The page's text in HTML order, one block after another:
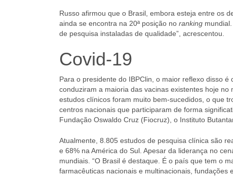
Russo afirmou que o Brasil, embora esteja entre os
ainda se encontra na 20ª posição no ranking
de pesquisa instaladas de qualidade”, acrescentou.
Covid-19
Para o presidente do IBPClin, o maior reflexo disso
conduziram a maioria das vacinas existentes hoje
estudos clínicos foram muito bem-sucedidos, o que
centros nacionais que participaram de forma
Fundação Oswaldo Cruz (Fiocruz), o Instituto
Atualmente, 8.805 estudos de pesquisa clínica são
e 68% na América do Sul. Apesar da liderança no
mundiais. “O Brasil é destaque. É o país que tem o
farmacêuticas nacionais e multinacionais, fundações